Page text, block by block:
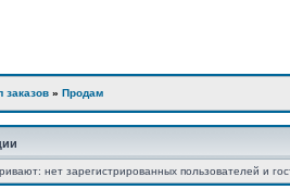
заказов » Продам
нет зарегистрированных пользователей и